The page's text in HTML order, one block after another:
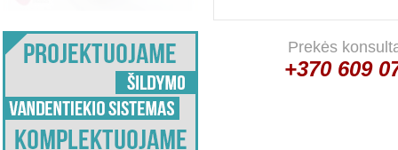
Prekės
+370 609